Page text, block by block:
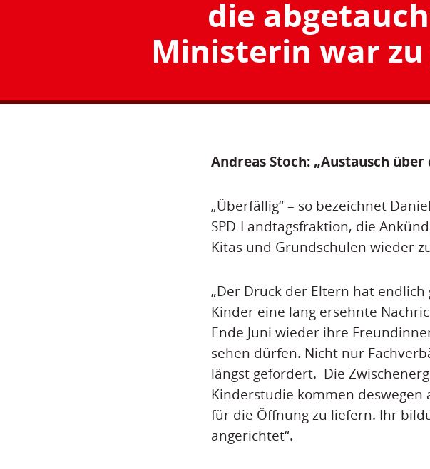
die
Ministerin war zu
Andreas Stoch: „Austausch
„Überfällig“ – so bezeichnet
SPD-Landtagsfraktion, die
Kitas und Grundschulen wieder
„Der Druck der Eltern hat endlich
Kinder eine lang ersehnte
Ende Juni wieder ihre
sehen dürfen. Nicht nur
längst gefordert. Die
Kinderstudie kommen
für die Öffnung zu liefern. Ihr
angerichtet“.